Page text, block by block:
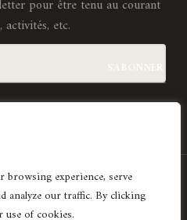
browsing experience, serve
analyze our traffic. By clicking
of cookies.
pour être tenu au courant
activités, etc.
Lyonnaise © Copyright 2021
d'art